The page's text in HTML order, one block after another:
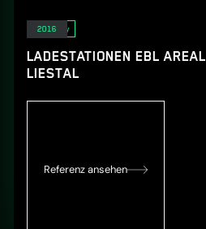
E-Mobility
LADESTATIONEN EBL AREAL
LIESTAL
Referenz ansehen
2016